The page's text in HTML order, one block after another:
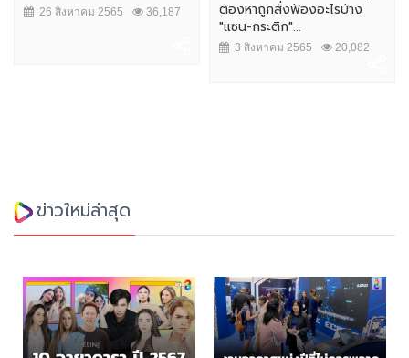
26 สิงหาคม 2565 36,187
ต้องหาถูกสั่งฟ้องอะไรบ้าง
"แซน-กระติก"...
3 สิงหาคม 2565 20,082
ข่าวใหม่ล่าสุด